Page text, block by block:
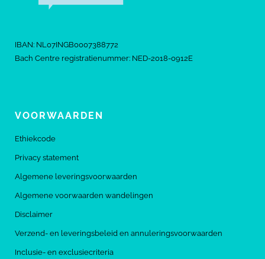
IBAN: NL07INGB0007388772
Bach Centre registratienummer: NED-2018-0912E
VOORWAARDEN
Ethiekcode
Privacy statement
Algemene leveringsvoorwaarden
Algemene voorwaarden wandelingen
Disclaimer
Verzend- en leveringsbeleid en annuleringsvoorwaarden
Inclusie- en exclusiecriteria